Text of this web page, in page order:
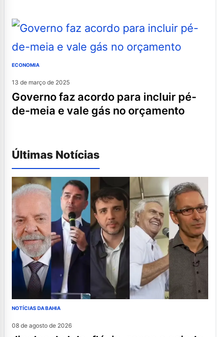
ECONOMIA
13 de março de 2025
governo faz acordo para incluir pé-
de-meia e vale gás no orçamento
Últimas Notícias
NOTÍCIAS DA BAHIA
08 de agosto de 2026